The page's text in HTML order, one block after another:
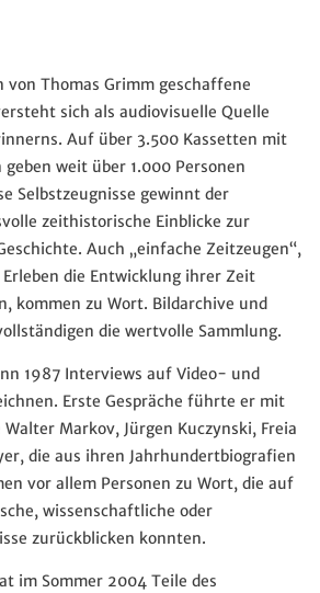
von Thomas Grimm geschaffene
sich als audiovisuelle Quelle
Auf über 3.500 Kassetten mit
weit über 1.000 Personen
Selbstzeugnisse gewinnt der
zeithistorische Einblicke zur
Auch „einfache Zeitzeugen“,
die Entwicklung ihrer Zeit
kommen zu Wort. Bildarchive und
die wertvolle Sammlung.
1987 Interviews auf Video- und
Erste Gespräche führte er mit
Markov, Jürgen Kuczynski, Freia
die aus ihren Jahrhundertbiografien
vor allem Personen zu Wort, die auf
wissenschaftliche oder
zurückblicken konnten.
im Sommer 2004 Teile des